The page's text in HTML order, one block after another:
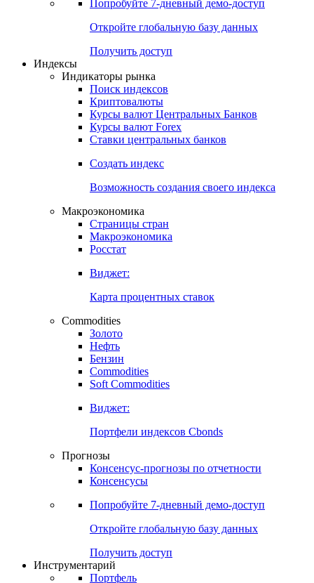
Попробуйте 7-дневный демо-доступ
Откройте глобальную базу данных
Получить доступ
Индексы
Индикаторы рынка
Поиск индексов
Криптовалюты
Курсы валют Центральных Банков
Курсы валют Forex
Ставки центральных банков
Создать индекс
Возможность создания своего индекса
Макроэкономика
Страницы стран
Макроэкономика
Росстат
Виджет:
Карта процентных ставок
Commodities
Золото
Нефть
Бензин
Commodities
Soft Commodities
Виджет:
Портфели индексов Cbonds
Прогнозы
Консенсус-прогнозы по отчетности
Консенсусы
Попробуйте 7-дневный демо-доступ
Откройте глобальную базу данных
Получить доступ
Инструментарий
Портфель